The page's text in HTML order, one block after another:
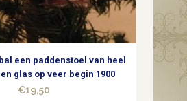
een paddenstoel van heel
glas op veer begin 1900
€19,50